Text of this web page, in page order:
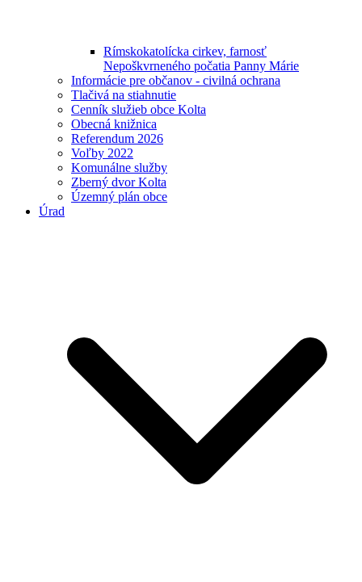
Rímskokatolícka cirkev, farnosť
Nepoškvrneného počatia Panny Márie
Informácie pre občanov - civilná ochrana
Tlačivá na stiahnutie
Cenník služieb obce Kolta
Obecná knižnica
Referendum 2026
Voľby 2022
Komunálne služby
Zberný dvor Kolta
Územný plán obce
Úrad